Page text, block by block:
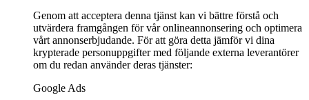
Genom att acceptera denna tjänst kan vi bättre förstå och
utvärdera framgången för vår onlineannonsering och optimera
vårt annonserbjudande. För att göra detta jämför vi dina
krypterade personuppgifter med följande externa leverantörer
om du redan använder deras tjänster:
Google Ads